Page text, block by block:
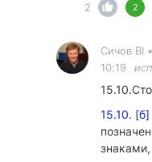
2 2
Сичов ВІ •
10:19
15.10. [б]